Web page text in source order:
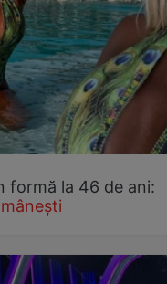
formă la 46 de ani: